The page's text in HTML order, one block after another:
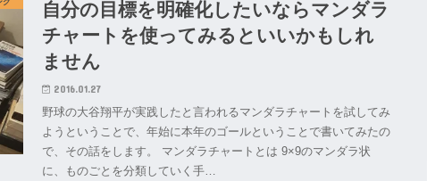
グ
自分の目標を明確化したいならマンダラ
チャートを使ってみるといいかもしれ
ません
2016.01.27
野球の大谷翔平が実践したと言われるマンダラチャートを試してみ
ようということで、年始に本年のゴールということで書いてみたの
で、その話をします。 マンダラチャートとは 9×9のマンダラ状
に、ものごとを分類していく手…